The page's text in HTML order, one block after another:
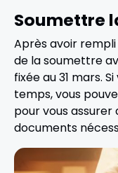
Soumettre
Après avoir
de la soumettre
fixée au 31 mars.
temps, vous
pour vous
documents